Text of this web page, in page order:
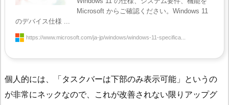
Microsoft からご確認ください。Windows 11
のデバイス仕様 ...
https://www.microsoft.com/ja-jp/windows/windows-11-specifica...
個人的には、「タスクバーは下部のみ表示可能」というの
が非常にネックなので、これが改善されない限りアップグ